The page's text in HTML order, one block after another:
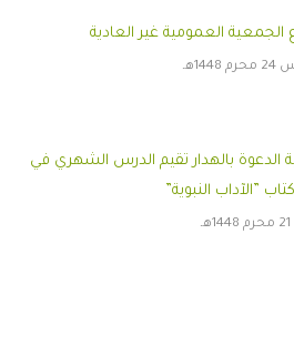
الجمعية العمومية غير العادية
الدعوة بالهدار تقيم الدرس الشهري في
”الآداب النبوية”